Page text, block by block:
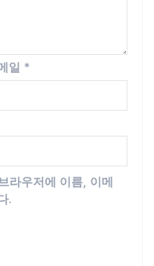
일 *
라우저에 이름, 이메
.